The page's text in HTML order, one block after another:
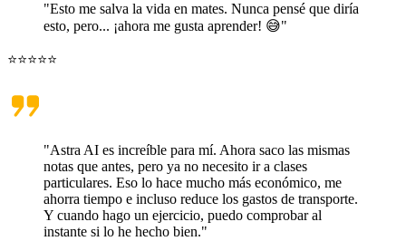
"Esto me salva la vida en mates. Nunca pensé que diría
esto, pero... ¡ahora me gusta aprender! 😅"
⭐⭐⭐⭐⭐
"Astra AI es increíble para mí. Ahora saco las mismas
notas que antes, pero ya no necesito ir a clases
particulares. Eso lo hace mucho más económico, me
ahorra tiempo e incluso reduce los gastos de transporte.
Y cuando hago un ejercicio, puedo comprobar al
instante si lo he hecho bien."